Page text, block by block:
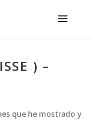
) –
que he mostrado y